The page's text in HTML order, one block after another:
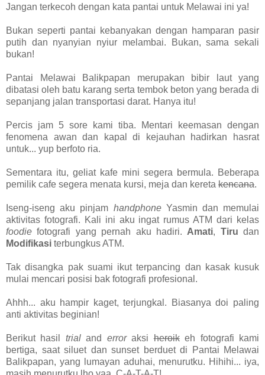
Jangan terkecoh dengan kata pantai untuk Melawai ini ya!
Bukan seperti pantai kebanyakan dengan hamparan pasir
putih dan nyanyian nyiur melambai. Bukan, sama sekali
bukan!
Pantai Melawai Balikpapan merupakan bibir laut yang
dibatasi oleh batu karang serta tembok beton yang berada di
sepanjang jalan transportasi darat. Hanya itu!
Percis jam 5 sore kami tiba. Mentari keemasan dengan
fenomena awan dan kapal di kejauhan hadirkan hasrat
untuk... yup berfoto ria.
Sementara itu, geliat kafe mini segera bermula. Beberapa
pemilik cafe segera menata kursi, meja dan kereta kencana.
Iseng-iseng aku pinjam handphoneYasmin dan memulai
aktivitas fotografi. Kali ini aku ingat rumus ATM dari kelas
foodie fotografi yang pernah aku hadiri. Amati, Tiru dan
Modifikasi terbungkus ATM.
Tak disangka pak suami ikut terpancing dan kasak kusuk
mulai mencari posisi bak fotografi profesional.
Ahhh... aku hampir kaget, terjungkal. Biasanya doi paling
anti aktivitas beginian!
Berikut hasil trialand erroraksiheroikeh fotografi kami
bertiga, saat siluet dan sunset berduet di Pantai Melawai
Balikpapan, yang lumayan aduhai, menurutku. Hihihi... iya,